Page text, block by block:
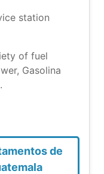
station
of fuel
Gasolina
de